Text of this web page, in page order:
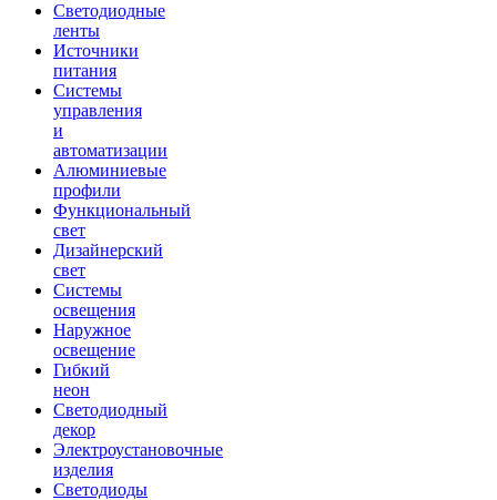
Светодиодные
ленты
Источники
питания
Системы
управления
и
автоматизации
Алюминиевые
профили
Функциональный
свет
Дизайнерский
свет
Системы
освещения
Наружное
освещение
Гибкий
неон
Светодиодный
декор
Электроустановочные
изделия
Светодиоды